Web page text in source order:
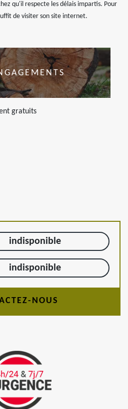
qu'il respecte les délais impartis. Pour
de visiter son site internet.
gratuits
indisponible
indisponible
NOUS